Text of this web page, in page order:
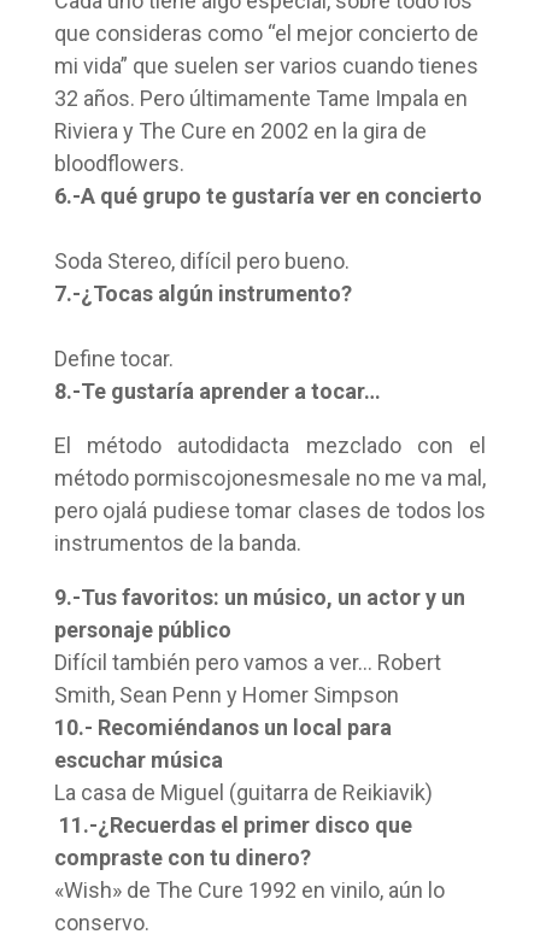
que consideras como “el mejor concierto de
mi vida” que suelen ser varios cuando tienes
32 años. Pero últimamente Tame Impala en
Riviera y The Cure en 2002 en la gira de
bloodflowers.
6.-A qué grupo te gustaría ver en concierto
Soda Stereo, difícil pero bueno.
7.-¿Tocas algún instrumento?
Define tocar.
8.-Te gustaría aprender a tocar…
El método autodidacta mezclado con el
método pormiscojonesmesale no me va mal,
pero ojalá pudiese tomar clases de todos los
instrumentos de la banda.
9.-Tus favoritos: un músico, un actor y un
personaje público
Difícil también pero vamos a ver… Robert
Smith, Sean Penn y Homer Simpson
10.- Recomiéndanos un local para
escuchar música
La casa de Miguel (guitarra de Reikiavik)
11.-¿Recuerdas el primer disco que
compraste con tu dinero?
«Wish» de The Cure 1992 en vinilo, aún lo
conservo.